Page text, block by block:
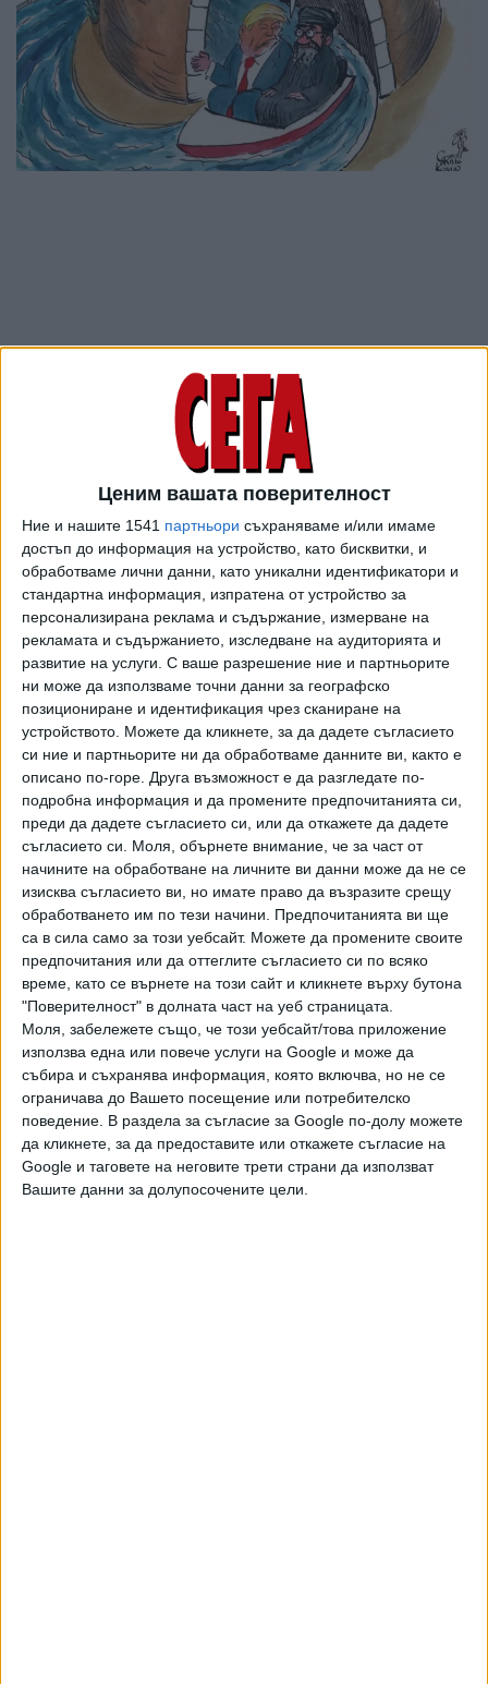
Ценим вашата поверителност
Ние и нашите 1541 партньори съхраняваме и/или имаме
достъп до информация на устройство, като бисквитки, и
обработваме лични данни, като уникални идентификатори и
стандартна информация, изпратена от устройство за
персонализирана реклама и съдържание, измерване на
рекламата и съдържанието, изследване на аудиторията и
развитие на услуги. С ваше разрешение ние и партньорите
ни може да използваме точни данни за географско
позициониране и идентификация чрез сканиране на
устройството. Можете да кликнете, за да дадете съгласието
си ние и партньорите ни да обработваме данните ви, както е
описано по-горе. Друга възможност е да разгледате по-
подробна информация и да промените предпочитанията си,
преди да дадете съгласието си, или да откажете да дадете
съгласието си.
Моля, обърнете внимание, че за част от
начините на обработване на личните ви данни може да не се
изисква съгласието ви, но имате право да възразите срещу
обработването им по тези начини. Предпочитанията ви ще
са в сила само за този уебсайт. Можете да промените своите
предпочитания или да оттеглите съгласието си по всяко
време, като се върнете на този сайт и кликнете върху бутона
"Поверителност" в долната част на уеб страницата.
Моля, забележете също, че този уебсайт/това приложение
използва една или повече услуги на Google и може да
събира и съхранява информация, която включва, но не се
ограничава до Вашето посещение или потребителско
поведение. В раздела за съгласие за Google по-долу можете
да кликнете, за да предоставите или откажете съгласие на
Google и таговете на неговите трети страни да използват
Вашите данни за долупосочените цели.
Разгледай всички
Хавайската Богородица заплака с фентанилови сълзи
Видео Разгледай всички
Двама кандидат-президенти се борят за любовта на
Радев
НАЙ-ЧЕТЕНИ днес седмица месец
16303